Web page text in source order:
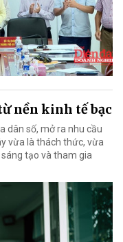
nền kinh tế bạc
dân số, mở ra nhu cầu
vừa là thách thức, vừa
sáng tạo và tham gia